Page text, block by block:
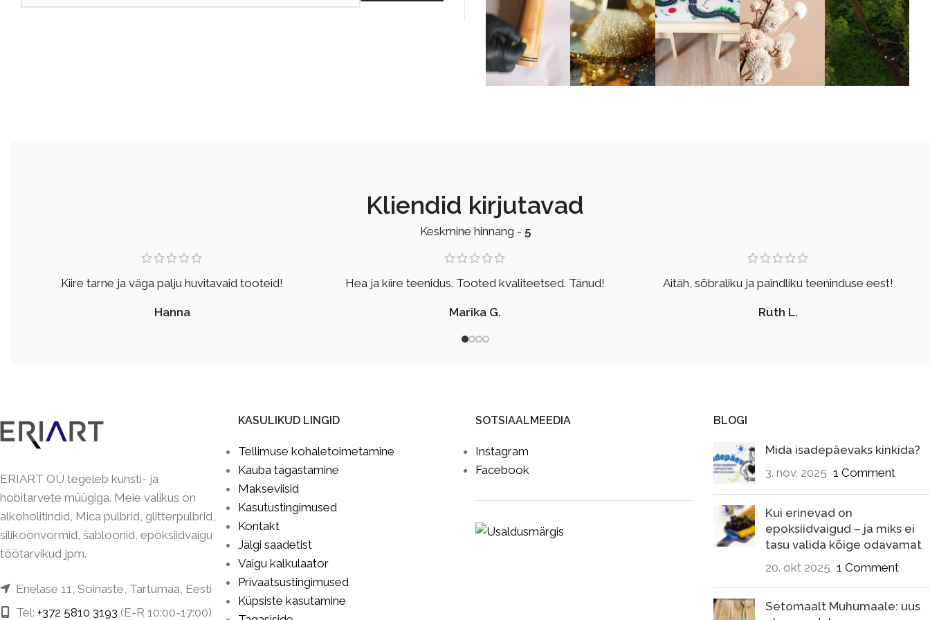
Kliendid kirjutavad
Keskmine hinnang - 5
Kiire tarne ja väga palju huvitavaid tooteid!
Hanna
Hea ja kiire teenidus. Tooted kvaliteetsed. Tänud!
Marika G.
Aitäh, sõbraliku ja paindliku teeninduse eest!
Ruth L.
ERIART OÜ tegeleb kunsti- ja
hobitarvete müügiga. Meie valikus on
alkoholitindid, Mica pulbrid, glitterpulbrid,
silikoonvormid, šabloonid, epoksiidvaigu
töötarvikud jpm.
Enelase 11, Soinaste, Tartumaa, Eesti
Tel: +372 5810 3193 (E-R 10:00-17:00)
KASULIKUD LINGID
Tellimuse kohaletoimetamine
Kauba tagastamine
Makseviisid
Kasutustingimused
Kontakt
Jälgi saadetist
Vaigu kalkulaator
Privaatsustingimused
Küpsiste kasutamine
SOTSIAALMEEDIA
Instagram
Facebook
BLOGI
Mida isadepäevaks kinkida?
3. nov. 2025 1 Comment
Kui erinevad on
epoksiidvaigud – ja miks ei
tasu valida kõige odavamat
20. okt 2025 1 Comment
Setomaalt Muhumaale: uus